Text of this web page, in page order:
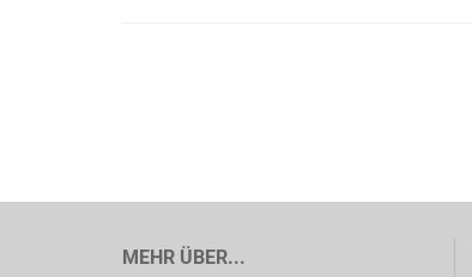
MEHR ÜBER...